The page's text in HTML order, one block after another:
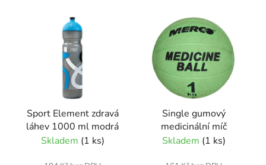
Sport Element zdravá
láhev 1000 ml modrá
Skladem (1 ks)
Single gumový
medicinální míč
Skladem (1 ks)